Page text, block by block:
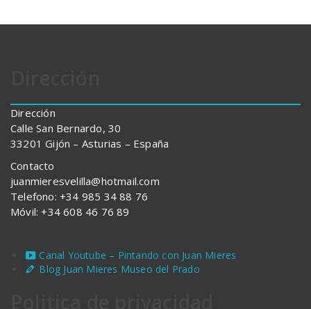
Dirección
Calle San Bernardo, 30
33201 Gijón – Asturias – España
Contacto
juanmieresvelilla@hotmail.com
Telefono: +34 985 34 88 76
Móvil: +34 608 46 76 89
Canal Youtube – Pintando con Juan Mieres
Blog Juan Mieres Museo del Prado